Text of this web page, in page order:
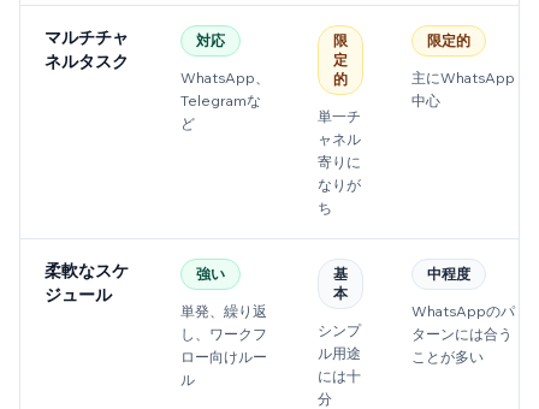
マルチチャ
ネルタスク
対応
WhatsApp、
Telegramな
ど
限
定
的
単一チ
ャネル
寄りに
なりが
ち
限定的
主にWhatsApp
中心
柔軟なスケ
ジュール
強い
単発、繰り返
し、ワークフ
ロー向けルー
ル
基
本
シンプ
ル用途
には十
分
中程度
WhatsAppのパ
ターンには合う
ことが多い